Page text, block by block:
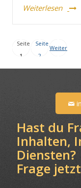
Weiterlesen
Seite
1
Seite
2
Weiter
Hast du
Inhalten,
Diensten?
Frage